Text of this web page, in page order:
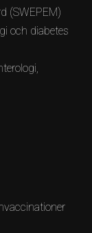
(SWEPEM)
och diabetes